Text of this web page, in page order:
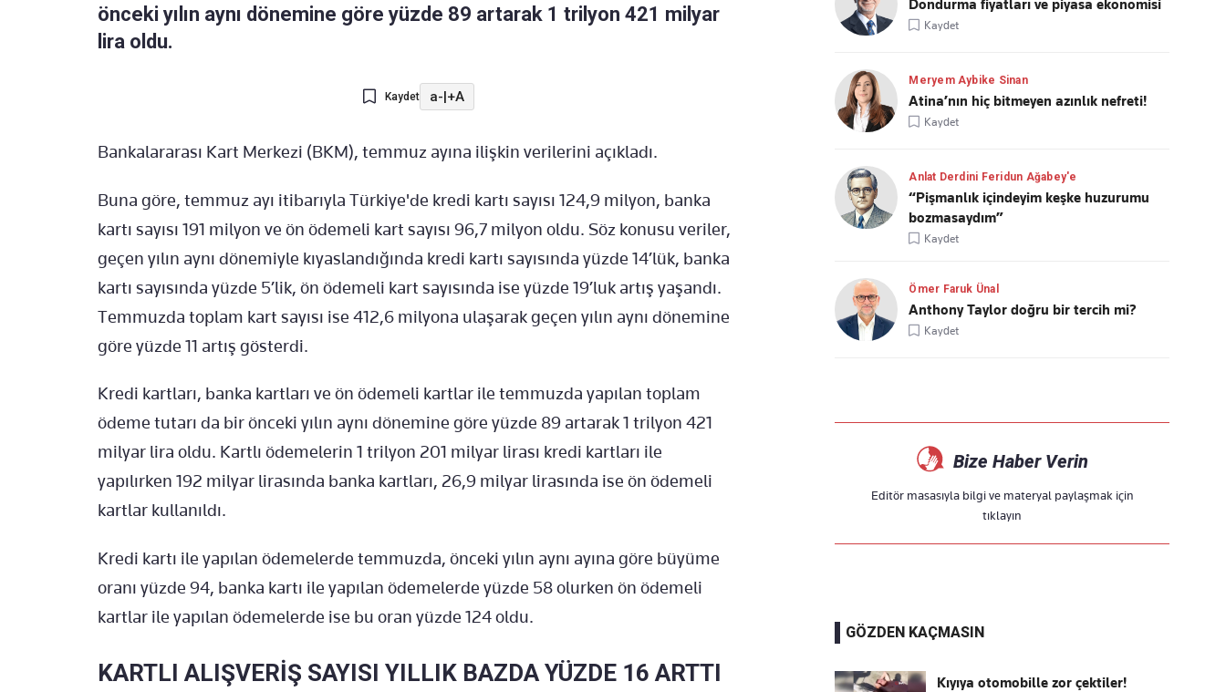
önceki yılın aynı dönemine göre yüzde 89 artarak 1 trilyon 421 milyar
lira oldu.
Kaydet a-|+A
Bankalararası Kart Merkezi (BKM), temmuz ayına ilişkin verilerini açıkladı.
Buna göre, temmuz ayı itibarıyla Türkiye'de kredi kartı sayısı 124,9 milyon, banka
kartı sayısı 191 milyon ve ön ödemeli kart sayısı 96,7 milyon oldu. Söz konusu veriler,
geçen yılın aynı dönemiyle kıyaslandığında kredi kartı sayısında yüzde 14’lük, banka
kartı sayısında yüzde 5’lik, ön ödemeli kart sayısında ise yüzde 19’luk artış yaşandı.
Temmuzda toplam kart sayısı ise 412,6 milyona ulaşarak geçen yılın aynı dönemine
göre yüzde 11 artış gösterdi.
Kredi kartları, banka kartları ve ön ödemeli kartlar ile temmuzda yapılan toplam
ödeme tutarı da bir önceki yılın aynı dönemine göre yüzde 89 artarak 1 trilyon 421
milyar lira oldu. Kartlı ödemelerin 1 trilyon 201 milyar lirası kredi kartları ile
yapılırken 192 milyar lirasında banka kartları, 26,9 milyar lirasında ise ön ödemeli
kartlar kullanıldı.
Kredi kartı ile yapılan ödemelerde temmuzda, önceki yılın aynı ayına göre büyüme
oranı yüzde 94, banka kartı ile yapılan ödemelerde yüzde 58 olurken ön ödemeli
kartlar ile yapılan ödemelerde ise bu oran yüzde 124 oldu.
KARTLI ALIŞVERİŞ SAYISI YILLIK BAZDA YÜZDE 16 ARTTI
Dondurma fiyatları ve piyasa ekonomisi
Kaydet
Meryem Aybike Sinan
Atina’nın hiç bitmeyen azınlık nefreti!
Kaydet
Anlat Derdini Feridun Ağabey'e
“Pişmanlık içindeyim keşke huzurumu
bozmasaydım”
Kaydet
Ömer Faruk Ünal
Anthony Taylor doğru bir tercih mi?
Kaydet
Bize Haber Verin
Editör masasıyla bilgi ve materyal paylaşmak için
tıklayın
GÖZDEN KAÇMASIN
Kıyıya otomobille zor çektiler!